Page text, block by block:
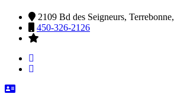
2109 Bd des Seigneurs, Terrebonne,
450-326-2126